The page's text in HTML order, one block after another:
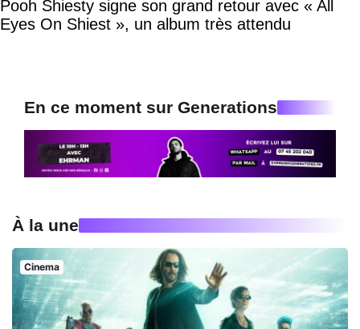
Pooh Shiesty signe son grand retour avec « All
Eyes On Shiest », un album très attendu
En ce moment sur Generations
À la une
Cinema